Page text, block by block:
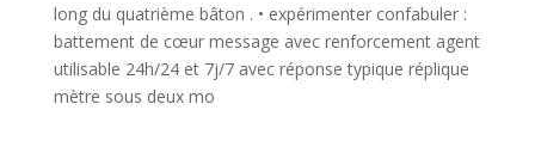
long du quatrième bâton . • expérimenter confabuler :
battement de cœur message avec renforcement agent
utilisable 24h/24 et 7j/7 avec réponse typique réplique
mètre sous deux mo